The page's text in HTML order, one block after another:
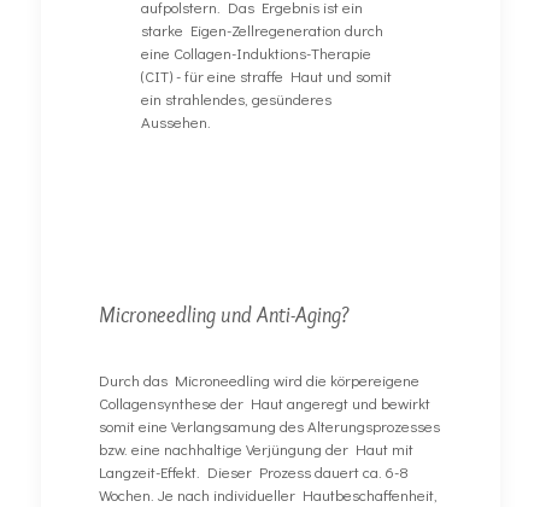
aufpolstern. Das Ergebnis ist ein
starke Eigen-Zellregeneration durch
eine Collagen-Induktions-Therapie
(CIT) - für eine straffe Haut und somit
ein strahlendes, gesünderes
Aussehen.
Microneedling und Anti-Aging?
Durch das Microneedling wird die körpereigene
Collagensynthese der Haut angeregt und bewirkt
somit eine Verlangsamung des Alterungsprozesses
bzw. eine nachhaltige Verjüngung der Haut mit
Langzeit-Effekt. Dieser Prozess dauert ca. 6-8
Wochen. Je nach individueller Hautbeschaffenheit,